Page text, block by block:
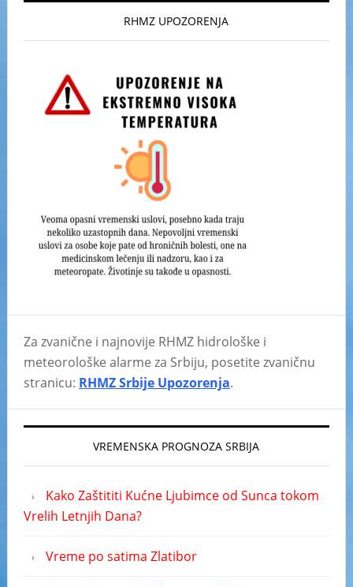
RHMZ UPOZORENJA
Za zvanične i najnovije RHMZ hidrološke i
meteorološke alarme za Srbiju, posetite zvaničnu
stranicu: RHMZ Srbije Upozorenja.
VREMENSKA PROGNOZA SRBIJA
Kako Zaštititi Kućne Ljubimce od Sunca tokom
Vrelih Letnjih Dana?
Vreme po satima Zlatibor